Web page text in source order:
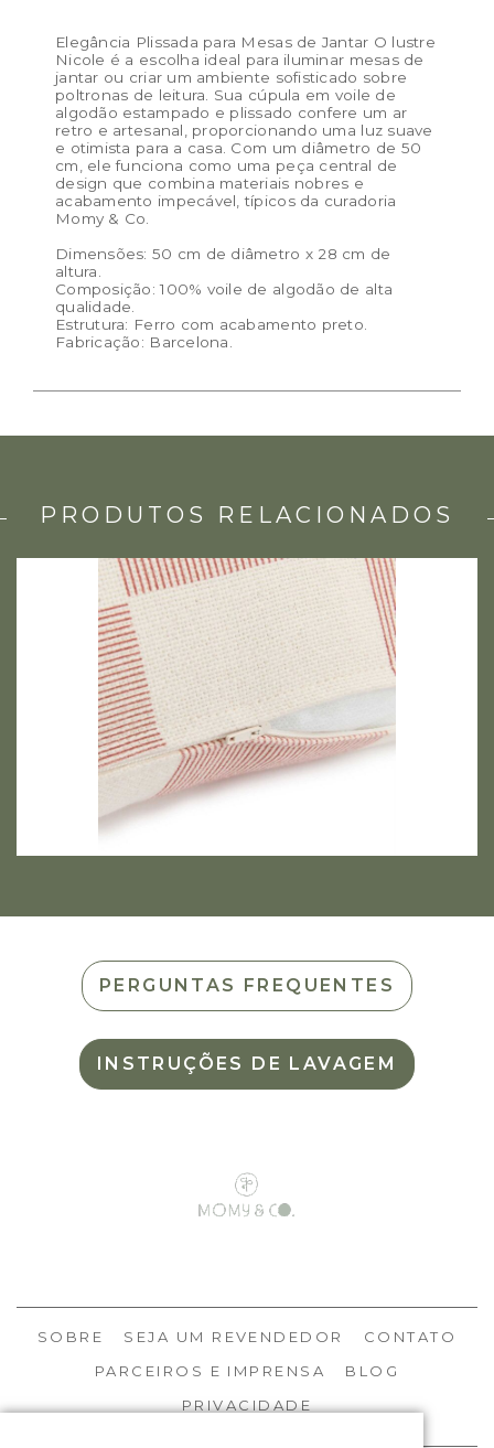
Dimensões: 50 cm de diâmetro x 28 cm de altura
Cor: Roxo
Materiais: 100% algodão orgânico
Peso: 1.59kg
Dimensões do
produto:
altura
Elegância Plissada para Mesas de Jantar O lustre
Nicole é a escolha ideal para iluminar mesas de
jantar ou criar um ambiente sofisticado sobre
poltronas de leitura. Sua cúpula em voile de
algodão estampado e plissado confere um ar
retro e artesanal, proporcionando uma luz suave
e otimista para a casa. Com um diâmetro de 50
cm, ele funciona como uma peça central de
design que combina materiais nobres e
acabamento impecável, típicos da curadoria
Momy & Co.
Dimensões: 50 cm de diâmetro x 28 cm de
altura.
Composição: 100% voile de algodão de alta
qualidade.
Estrutura: Ferro com acabamento preto.
Fabricação: Barcelona.
PRODUTOS RELACIONADOS
PERGUNTAS FREQUENTES
INSTRUÇÕES DE LAVAGEM
SOBRE SEJA UM REVENDEDOR
CONTATO
PARCEIROS E IMPRENSA
BLOG
PRIVACIDADE